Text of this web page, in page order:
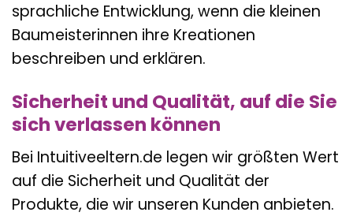
sprachliche Entwicklung, wenn die kleinen
Baumeisterinnen ihre Kreationen
beschreiben und erklären.
Sicherheit und Qualität, auf die Sie
sich verlassen können
Bei Intuitiveeltern.de legen wir größten Wert
auf die Sicherheit und Qualität der
Produkte, die wir unseren Kunden anbieten.